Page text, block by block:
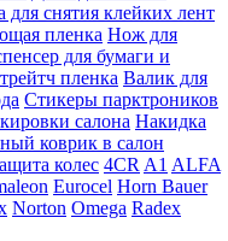
для снятия клейких лент
пленка Нож для
для бумаги и
пленка Валик для
Стикеры парктроников
салона Накидка
коврик в салон
колес 4CR A1 ALFA
Eurocel Horn Bauer
Norton Omega Radex